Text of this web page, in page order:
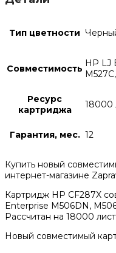
Тип цветности
Совместимость HP LJ
Ресурс
картриджа
18000
Гарантия, мес. 12
Купить новый
интернет-магазине
Картридж HP CF287X
Enterprise M506DN,
Рассчитан на 18000
Новый совместимый